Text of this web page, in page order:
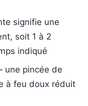
signifie une
soit 1 à 2
indiqué
une pincée de
à feu doux réduit